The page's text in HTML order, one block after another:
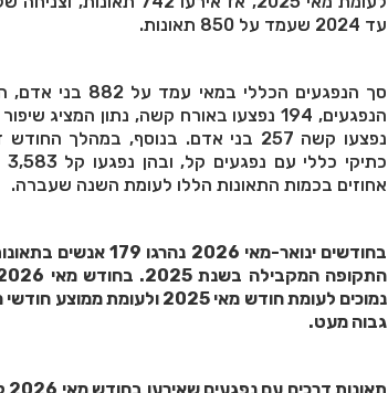
עד 2024 שעמד על 850 תאונות.
אחוזים בכמות התאונות הללו לעומת השנה שעברה.
התקופה המקבילה בשנת 2025. בחודש מאי
נמוכים לעומת חודש מאי 2025 ולעומת ממוצע חודשי
גבוה מעט.